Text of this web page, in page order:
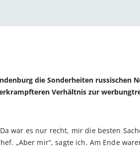
die Sonderheiten russischen
Verhältnis zur
war es nur recht, mir die besten
„Aber mir“, sagte ich. Am Ende